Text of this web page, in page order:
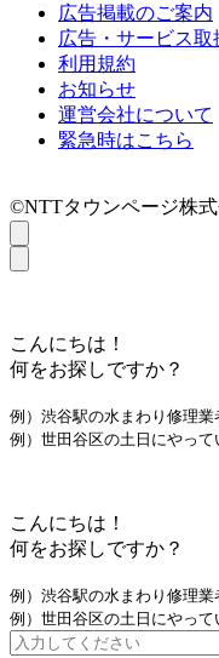
広告掲載のご案内
広告・サービス取
利用規約
お知らせ
運営会社について
緊急時はこちら
©NTTタウンページ株式
こんにちは！
何をお探しですか？
例）渋谷駅の水まわり修理業
例）世田谷区の土日にやって
こんにちは！
何をお探しですか？
例）渋谷駅の水まわり修理業
例）世田谷区の土日にやって